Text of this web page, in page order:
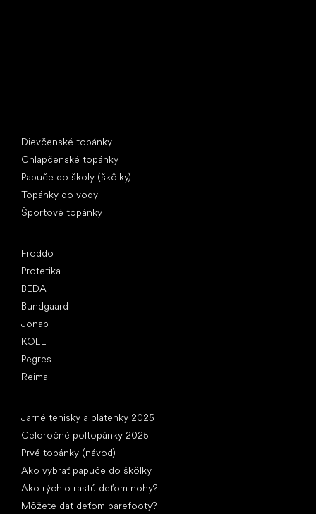
Dievčenské topánky
Chlapčenské topánky
Papuče do školy (škôlky)
Topánky do vody
Športové topánky
Froddo
Protetika
BEDA
Bundgaard
Jonap
KOEL
Pegres
Reima
Jarné tenisky a plátenky 2025
Celoročné poltopánky 2025
Prvé topánky (návod)
Ako vybrať papuče do škôlky
Ako rýchlo rastú deťom nohy?
Môžete dať deťom barefooty?